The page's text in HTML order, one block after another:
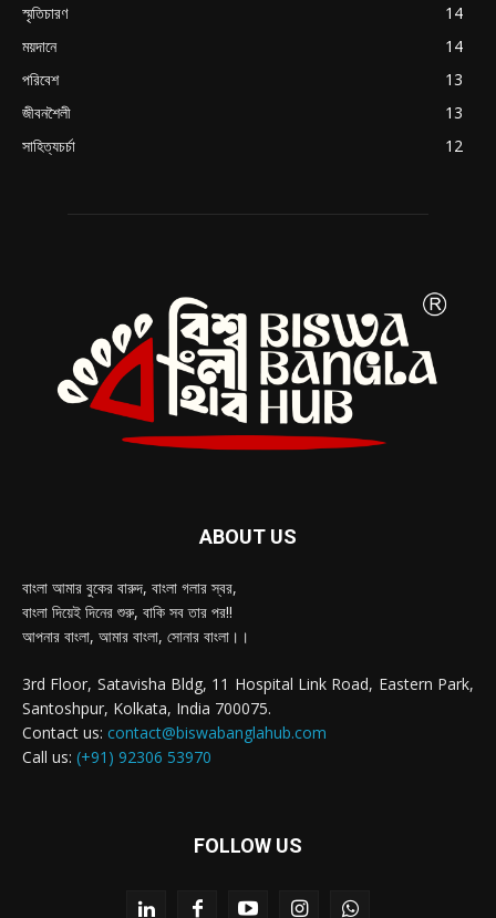
স্মৃতিচারণ
14
ময়দানে
14
পরিবেশ
13
জীবনশৈলী
13
সাহিত্যচর্চা
12
ABOUT US
বাংলা আমার বুকের বারুদ, বাংলা গলার স্বর,
বাংলা দিয়েই দিনের শুরু, বাকি সব তার পর!!
আপনার বাংলা, আমার বাংলা, সোনার বাংলা।।
3rd Floor, Satavisha Bldg, 11 Hospital Link Road, Eastern Park,
Santoshpur, Kolkata, India 700075.
Contact us: contact@biswabanglahub.com
Call us: (+91) 92306 53970
FOLLOW US